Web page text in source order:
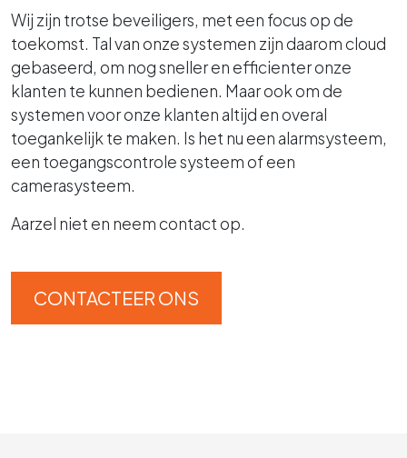
Wij zijn trotse beveiligers, met een focus op de
toekomst. Tal van onze systemen zijn daarom cloud
gebaseerd, om nog sneller en efficienter onze
klanten te kunnen bedienen. Maar ook om de
systemen voor onze klanten altijd en overal
toegankelijk te maken. Is het nu een alarmsysteem,
een toegangscontrole systeem of een
camerasysteem.
Aarzel niet en neem contact op.
CONTACTEER ONS